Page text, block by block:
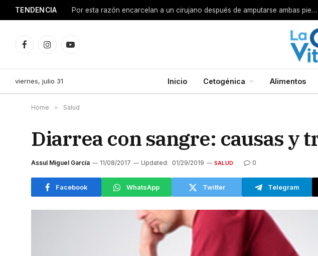
TENDENCIA Por esta razón encarcelan a un cirujano después de amputarse ambas piernas
FacebookInstagramYouTube
viernes, julio 31 Inicio Cetogénica Alimentos
Home » Salud
Diarrea con sangre: causas y
Assul Miguel García 11/08/2017 Updated: 01/29/2019 SALUD 0
Facebook WhatsApp Twitter Telegram